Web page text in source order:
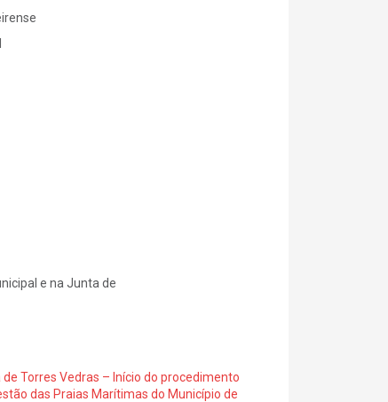
e na Junta de
Torres Vedras – Início do procedimento
das Praias Marítimas do Município de